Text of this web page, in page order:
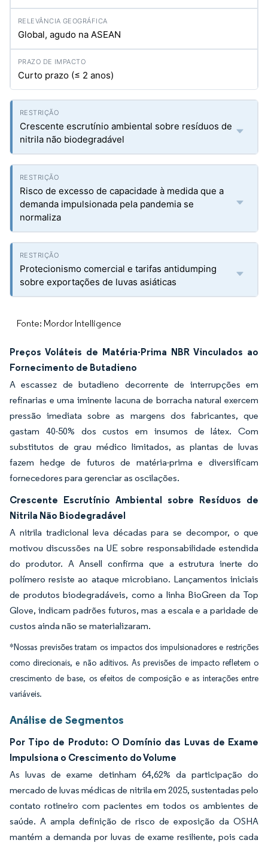
Global, agudo na ASEAN
Curto prazo (≤ 2 anos)
Crescente escrutínio ambiental sobre resíduos de
nitrila não biodegradável
Risco de excesso de capacidade à medida que a
demanda impulsionada pela pandemia se
normaliza
Protecionismo comercial e tarifas antidumping
sobre exportações de luvas asiáticas
Fonte: Mordor Intelligence
Preços Voláteis de Matéria-Prima NBR Vinculados ao
Fornecimento de Butadieno
A escassez de butadieno decorrente de interrupções em
refinarias e uma iminente lacuna de borracha natural exercem
pressão imediata sobre as margens dos fabricantes, que
gastam 40-50% dos custos em insumos de látex. Com
substitutos de grau médico limitados, as plantas de luvas
fazem hedge de futuros de matéria-prima e diversificam
fornecedores para gerenciar as oscilações.
Crescente Escrutínio Ambiental sobre Resíduos de
Nitrila Não Biodegradável
A nitrila tradicional leva décadas para se decompor, o que
motivou discussões na UE sobre responsabilidade estendida
do produtor. A Ansell confirma que a estrutura inerte do
polímero resiste ao ataque microbiano. Lançamentos iniciais
de produtos biodegradáveis, como a linha BioGreen da Top
Glove, indicam padrões futuros, mas a escala e a paridade de
custos ainda não se materializaram.
*Nossas previsões tratam os impactos dos impulsionadores e restrições
como direcionais, e não aditivos. As previsões de impacto refletem o
crescimento de base, os efeitos de composição e as interações entre
variáveis.
Análise de Segmentos
Por Tipo de Produto: O Domínio das Luvas de Exame
Impulsiona o Crescimento do Volume
As luvas de exame detinham 64,62% da participação do
mercado de luvas médicas de nitrila em 2025, sustentadas pelo
contato rotineiro com pacientes em todos os ambientes de
saúde. A ampla definição de risco de exposição da OSHA
mantém a demanda por luvas de exame resiliente, pois cada